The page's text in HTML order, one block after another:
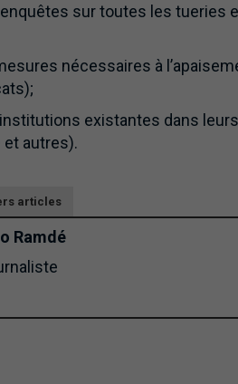
sur toutes les
nécessaires à
existantes dans
autres).
articles
Ramdé